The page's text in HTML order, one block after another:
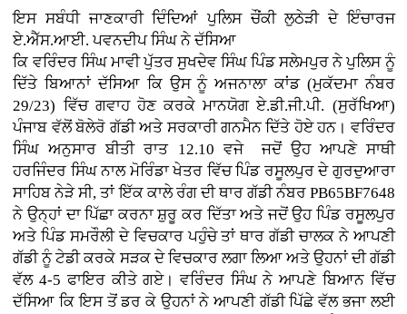
ਇਸ ਸਬੰਧੀ ਜਾਣਕਾਰੀ ਦਿੰਦਿਆਂ ਪੁਲਿਸ ਚੌਂਕੀ ਲੁਠੇੜੀ ਦੇ ਇੰਚਾਰਜ
ਏ.ਐੱਸ.ਆਈ. ਪਵਨਦੀਪ ਸਿੰਘ ਨੇ ਦੱਸਿਆ
ਕਿ ਵਰਿੰਦਰ ਸਿੰਘ ਮਾਵੀ ਪੁੱਤਰ ਸੁਖਦੇਵ ਸਿੰਘ ਪਿੰਡ ਸਲੇਮਪੁਰ ਨੇ ਪੁਲਿਸ ਨੂੰ
ਦਿੱਤੇ ਬਿਆਨਾਂ ਦੱਸਿਆ ਕਿ ਉਸ ਨੂੰ ਅਜਨਾਲਾ ਕਾਂਡ (ਮੁਕੱਦਮਾ ਨੰਬਰ
29/23) ਵਿੱਚ ਗਵਾਹ ਹੋਣ ਕਰਕੇ ਮਾਨਯੋਗ ਏ.ਡੀ.ਜੀ.ਪੀ. (ਸੁਰੱਖਿਆ)
ਪੰਜਾਬ ਵੱਲੋਂ ਬੋਲੇਰੋ ਗੱਡੀ ਅਤੇ ਸਰਕਾਰੀ ਗਨਮੈਨ ਦਿੱਤੇ ਹੋਏ ਹਨ। ਵਰਿੰਦਰ
ਸਿੰਘ ਅਨੁਸਾਰ ਬੀਤੀ ਰਾਤ 12.10 ਵਜੇ ਜਦੋਂ ਉਹ ਆਪਣੇ ਸਾਥੀ
ਹਰਜਿੰਦਰ ਸਿੰਘ ਨਾਲ ਮੋਰਿੰਡਾ ਖੇਤਰ ਵਿੱਚ ਪਿੰਡ ਰਸੂਲਪੁਰ ਦੇ ਗੁਰਦੁਆਰਾ
ਸਾਹਿਬ ਨੇੜੇ ਸੀ, ਤਾਂ ਇੱਕ ਕਾਲੇ ਰੰਗ ਦੀ ਥਾਰ ਗੱਡੀ ਨੰਬਰ PB65BF7648
ਨੇ ਉਨ੍ਹਾਂ ਦਾ ਪਿੱਛਾ ਕਰਨਾ ਸ਼ੁਰੂ ਕਰ ਦਿੱਤਾ ਅਤੇ ਜਦੋਂ ਉਹ ਪਿੰਡ ਰਸੂਲਪੁਰ
ਅਤੇ ਪਿੰਡ ਸਮਰੌਲੀ ਦੇ ਵਿਚਕਾਰ ਪਹੁੰਚੇ ਤਾਂ ਥਾਰ ਗੱਡੀ ਚਾਲਕ ਨੇ ਆਪਣੀ
ਗੱਡੀ ਨੂੰ ਟੇਡੀ ਕਰਕੇ ਸੜਕ ਦੇ ਵਿਚਕਾਰ ਲਗਾ ਲਿਆ ਅਤੇ ਉਹਨਾਂ ਦੀ ਗੱਡੀ
ਵੱਲ 4-5 ਫਾਇਰ ਕੀਤੇ ਗਏ। ਵਰਿੰਦਰ ਸਿੰਘ ਨੇ ਆਪਣੇ ਬਿਆਨ ਵਿੱਚ
ਦੱਸਿਆ ਕਿ ਇਸ ਤੋਂ ਡਰ ਕੇ ਉਹਨਾਂ ਨੇ ਆਪਣੀ ਗੱਡੀ ਪਿੱਛੇ ਵੱਲ ਭਜਾ ਲਈ